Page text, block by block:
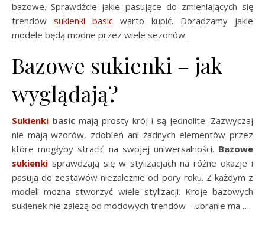
bazowe. Sprawdźcie jakie pasujące do zmieniających się
trendów sukienki basic warto kupić. Doradzamy jakie
modele będą modne przez wiele sezonów.
Bazowe sukienki – jak
wyglądają?
Sukienki basic mają prosty krój i są jednolite. Zazwyczaj
nie mają wzorów, zdobień ani żadnych elementów przez
które mogłyby stracić na swojej uniwersalności. Bazowe
sukienki sprawdzają się w stylizacjach na różne okazje i
pasują do zestawów niezależnie od pory roku. Z każdym z
modeli można stworzyć wiele stylizacji. Kroje bazowych
sukienek nie zależą od modowych trendów – ubranie ma …